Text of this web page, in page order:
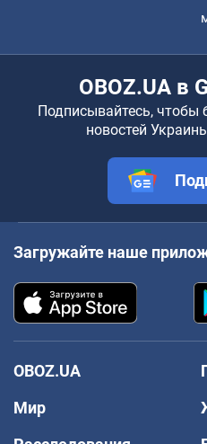
OBOZ.UA в
Подписывайтесь, чтобы
новостей
Загружайте наше
OBOZ.UA
Мир